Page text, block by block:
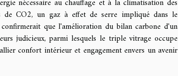
nécessaire au chauffage et à la climatisation des
de CO2, un gaz à effet de serre impliqué dans le
que l'amélioration du bilan carbone d'un
judicieux, parmi lesquels le triple vitrage occupe
confort intérieur et engagement envers un avenir